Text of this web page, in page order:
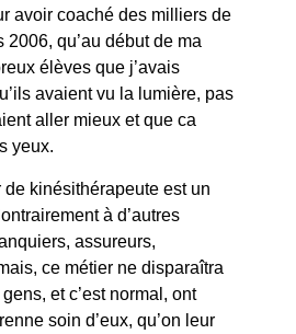
avoir coaché des milliers de
qu’au début de ma
élèves que j’avais
avaient vu la lumière, pas
aller mieux et que ca
yeux.
de kinésithérapeute est un
à d’autres
assureurs,
ce métier ne disparaîtra
et c’est normal, ont
soin d’eux, qu’on leur